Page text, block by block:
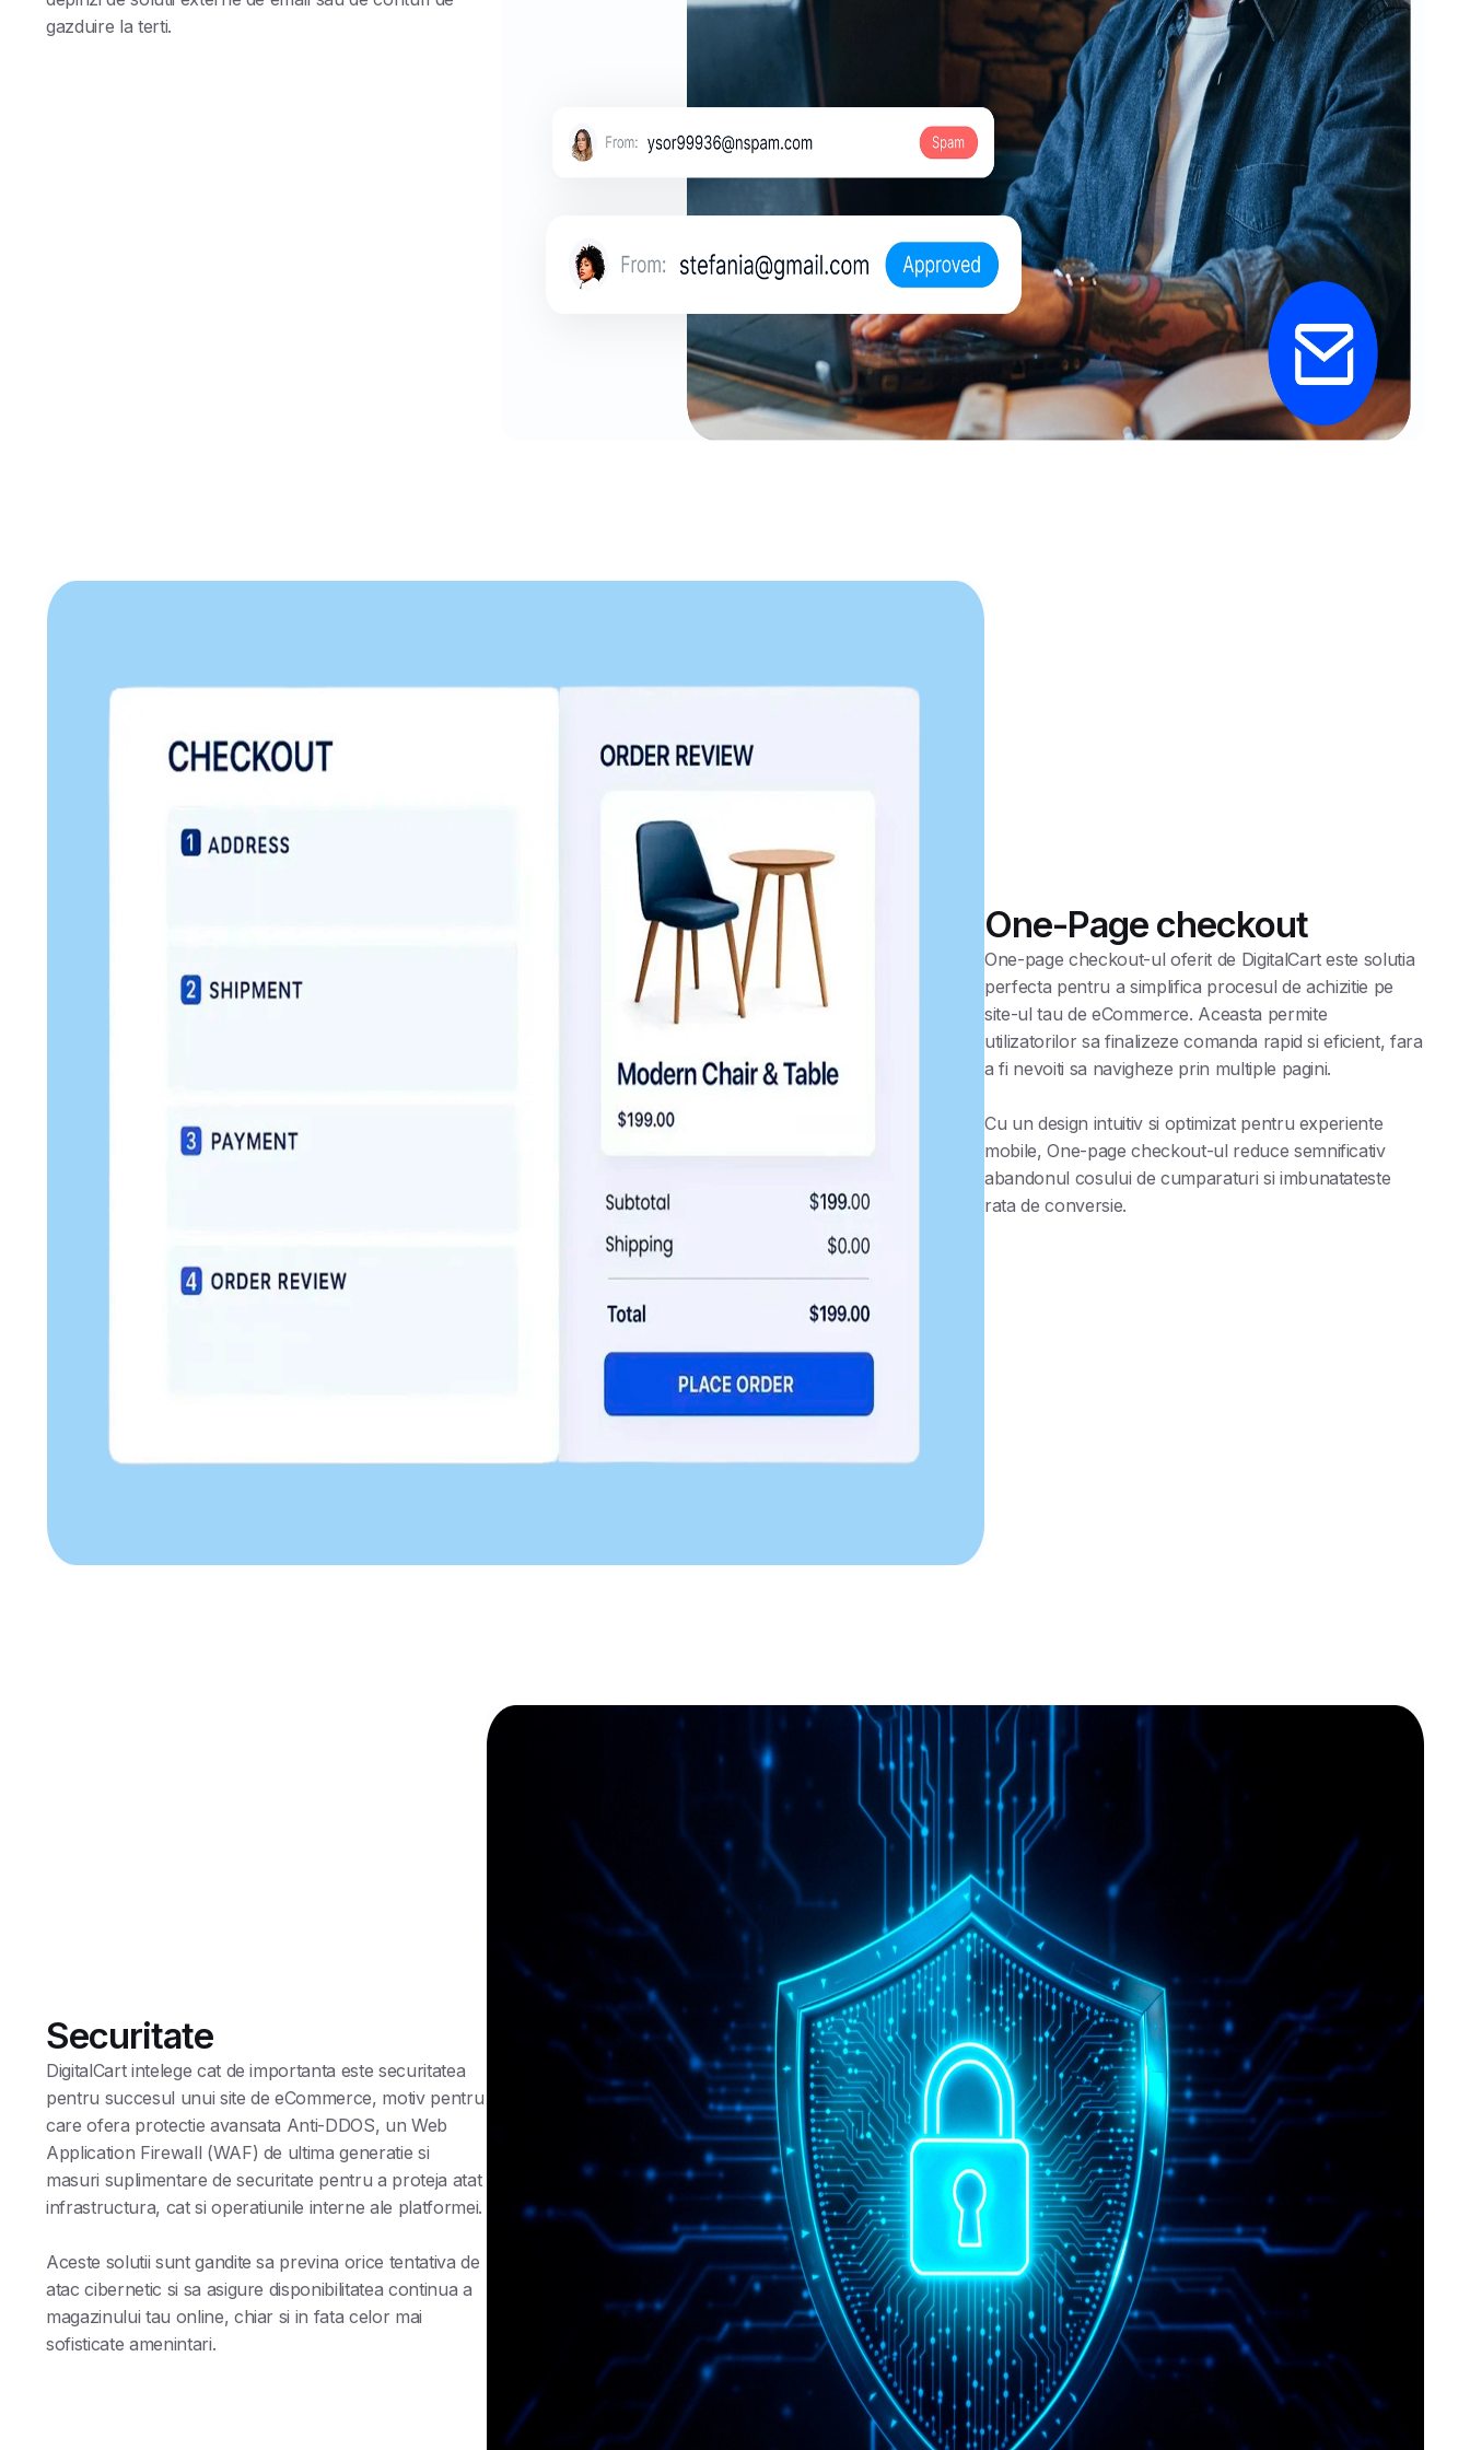
gazduire la terti.
One-Page checkout
One-page checkout-ul oferit de DigitalCart este solutia
perfecta pentru a simplifica procesul de achizitie pe
site-ul tau de eCommerce. Aceasta permite
utilizatorilor sa finalizeze comanda rapid si eficient, fara
a fi nevoiti sa navigheze prin multiple pagini.
Cu un design intuitiv si optimizat pentru experiente
mobile, One-page checkout-ul reduce semnificativ
abandonul cosului de cumparaturi si imbunatateste
rata de conversie.
Securitate
DigitalCart intelege cat de importanta este securitatea
pentru succesul unui site de eCommerce, motiv pentru
care ofera protectie avansata Anti-DDOS, un Web
Application Firewall (WAF) de ultima generatie si
masuri suplimentare de securitate pentru a proteja atat
infrastructura, cat si operatiunile interne ale platformei.
Aceste solutii sunt gandite sa previna orice tentativa de
atac cibernetic si sa asigure disponibilitatea continua a
magazinului tau online, chiar si in fata celor mai
sofisticate amenintari.